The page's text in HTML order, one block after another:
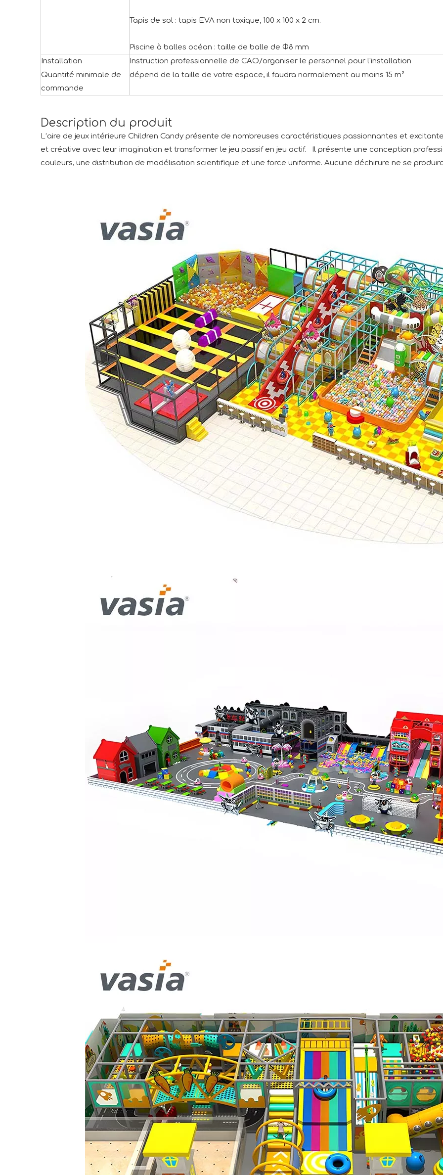
Tapis de sol : tapis EVA non toxique, 100 x 100 x 2 cm.
Piscine à balles océan : taille de balle de Φ8 mm
Installation
Instruction professionnelle de CAO/organiser le personnel pour l'installation
Quantité minimale de
commande
dépend de la taille de votre espace, il faudra normalement au moins 15 m²
Description du produit
L’aire de jeux intérieure Children Candy présente de nombreuses caractéristiques passionnantes et
et créative avec leur imagination et transformer le jeu passif en jeu actif. Il présente une conception
couleurs, une distribution de modélisation scientifique et une force uniforme. Aucune déchirure ne se